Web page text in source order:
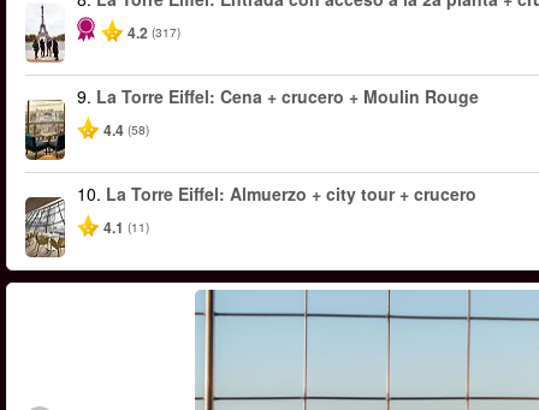
4.2 (317)
9. La Torre Eiffel: Cena + crucero + Moulin Rouge
4.4 (58)
10. La Torre Eiffel: Almuerzo + city tour + crucero
4.1 (11)